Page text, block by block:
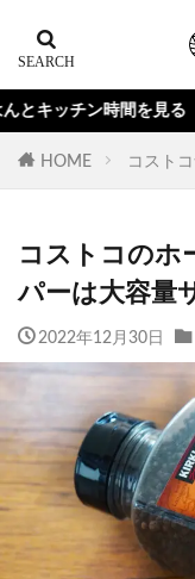
見る
HOME コスト
コストコのホ
パーは大容量
2022年12月30日